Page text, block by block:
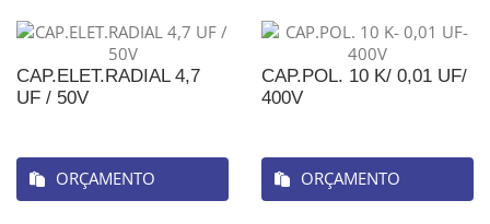
CAP.ELET.RADIAL 4,7
UF / 50V
ORÇAMENTO
CAP.POL. 10 K/ 0,01 UF/
400V
ORÇAMENTO